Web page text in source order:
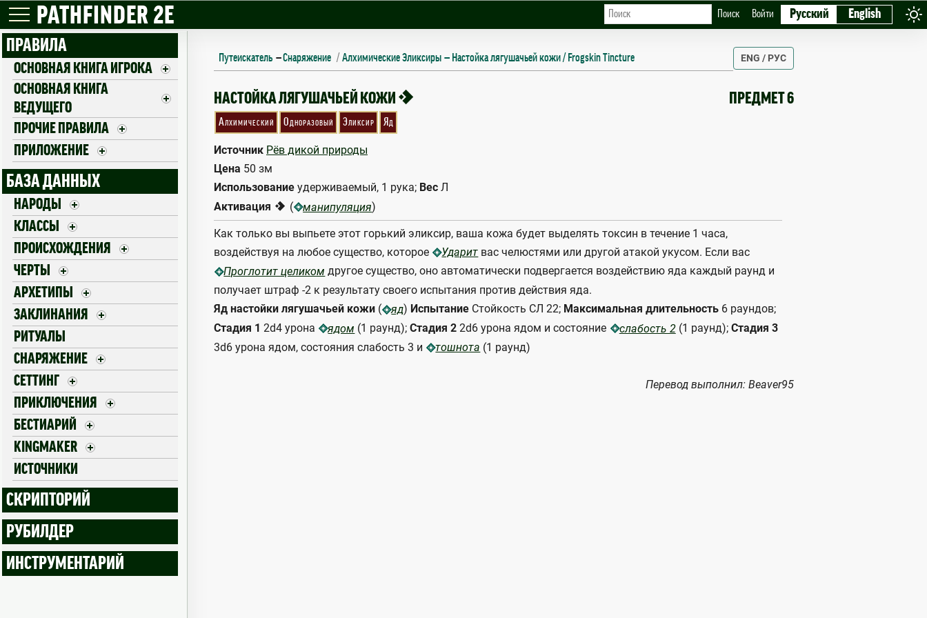
PATHFINDER 2E Поиск Войти Русский English
ПРАВИЛА
ОСНОВНАЯ КНИГА ИГРОКА
ОСНОВНАЯ КНИГА
ВЕДУЩЕГО
ПРОЧИЕ ПРАВИЛА
ПРИЛОЖЕНИЕ
БАЗА ДАННЫХ
НАРОДЫ
КЛАССЫ
ПРОИСХОЖДЕНИЯ
ЧЕРТЫ
АРХЕТИПЫ
ЗАКЛИНАНИЯ
РИТУАЛЫ
СНАРЯЖЕНИЕ
СЕТТИНГ
ПРИКЛЮЧЕНИЯ
БЕСТИАРИЙ
KINGMAKER
ИСТОЧНИКИ
СКРИПТОРИЙ
РУБИЛДЕР
ИНСТРУМЕНТАРИЙ
Путеискатель —Снаряжение Алхимические Эликсиры Настойка лягушачьей кожи / Frogskin Tincture ENG / РУС
НАСТОЙКА ЛЯГУШАЧЬЕЙ КОЖИ
FROGSKIN TINCTURE 1 ПРЕДМЕТ 6
Алхимический Одноразовый Эликсир Яд
Источник Рёв дикой природы
Цена 50 зм
Использование удерживаемый, 1 рука; Вес Л
Активация 1 ( манипуляция)
Как только вы выпьете этот горький эликсир, ваша кожа будет выделять токсин в течение 1 часа,
воздействуя на любое существо, которое
Ударит вас челюстями или другой атакой укусом. Если вас
Проглотит целиком другое существо, оно автоматически подвергается воздействию яда каждый раунд и
получает штраф -2 к результату своего испытания против действия яда.
Яд настойки лягушачьей кожи ( яд) Испытание Стойкость СЛ 22; Максимальная длительность 6 раундов;
Стадия 1 2d4 урона ядом (1 раунд);Стадия 2 2d6 урона ядом и состояние слабость 2(1 раунд); Стадия 3
3d6 урона ядом, состояния слабость 3 и
тошнота (1 раунд)
Перевод выполнил: Beaver95